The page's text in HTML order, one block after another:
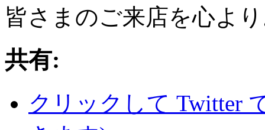
皆さまのご来店を心よ
共有:
クリックして Twitter